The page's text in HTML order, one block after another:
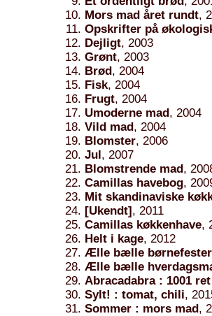
Mors mad året rundt,
Opskrifter på
Dejligt, 2003
Grønt, 2003
Brød, 2004
Fisk, 2004
Frugt, 2004
Umoderne mad, 2004
Vild mad, 2004
Blomster, 2006
Jul, 2007
Blomstrende mad,
Camillas havebog,
Mit skandinaviske
[Ukendt], 2011
Camillas køkkenhave,
Helt i kage, 2012
Ælle bælle børnefester
Ælle bælle
Abracadabra : 1001
Sylt! : tomat, chili,
Sommer : mors mad,